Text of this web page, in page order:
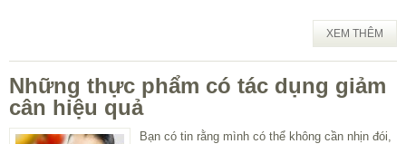
XEM THÊM
Những thực phẩm có tác dụng giảm
cân hiệu quả
Bạn có tin rằng mình có thể không cần nhịn đói,